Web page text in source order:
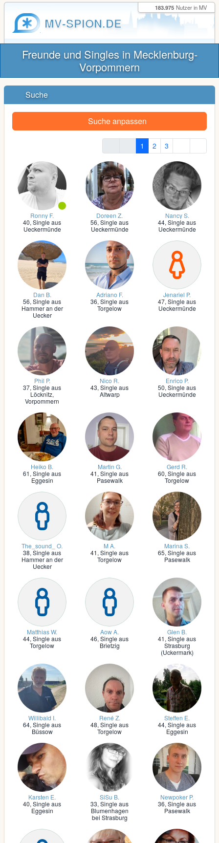
MV-SPION.DE
183.975 Nutzer in MV
Freunde und Singles in Mecklenburg-
Vorpommern
Suche
Suche anpassen
1 2 3
Ronny F.
40, Single aus
Ueckermünde
Doreen Z.
56, Single aus
Ueckermünde
Nancy S.
44, Single aus
Ueckermünde
Dan B.
56, Single aus
Hammer an der
Uecker
Adriano F.
36, Single aus
Torgelow
Jenariel P.
47, Single aus
Ueckermünde
Phil P.
37, Single aus
Löcknitz,
Vorpommern
Nico R.
43, Single aus
Altwarp
Enrico P.
50, Single aus
Ueckermünde
Heiko B.
61, Single aus
Eggesin
Martin G.
41, Single aus
Pasewalk
Gerd R.
60, Single aus
Torgelow
The_sound_ O.
38, Single aus
Hammer an der
Uecker
M A.
41, Single aus
Torgelow
Marina S.
65, Single aus
Pasewalk
Matthias W.
44, Single aus
Torgelow
Aow A.
46, Single aus
Brietzig
Glen B.
41, Single aus
Strasburg
(Uckermark)
Willibald I.
64, Single aus
Büssow
René Z.
48, Single aus
Torgelow
Steffen E.
44, Single aus
Eggesin
Karsten E.
40, Single aus
Eggesin
SiSu B.
33, Single aus
Blumenhagen
bei Strasburg
Newpoker P.
36, Single aus
Pasewalk